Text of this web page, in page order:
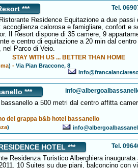
*** Tel.
Residence Equitazione a due passi
accoglienza calorosa e famigliare, confort e
Il Resort dispone di 35 camere, 9
e centro di equitazione a 20 min dal centro
nel Parco di Veio.
STAY WITH US ... BETTER THAN HOME
) -Via Pian Braccone, 8
***
a 500 metri dal centro affitta
del grappa b&b hotel bassanello
)
HOTEL *** Tel.
Residenza Turistico Alberghiera inaugurata
10 Suites su due piani, balconcino con